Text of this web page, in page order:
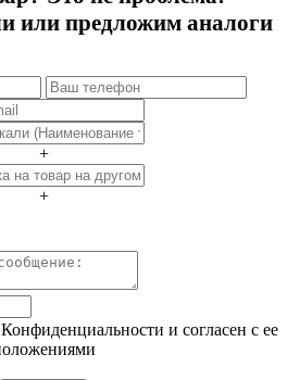
или предложим аналоги
+
+
и согласен с ее